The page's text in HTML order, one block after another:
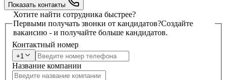
Показать контакты
Хотите найти сотрудника быстрее?
Первыми получать звонки от кандидатов?Создайте
вакансию - и получайте больше кандидатов.
Контактный номер
+1
Название компании